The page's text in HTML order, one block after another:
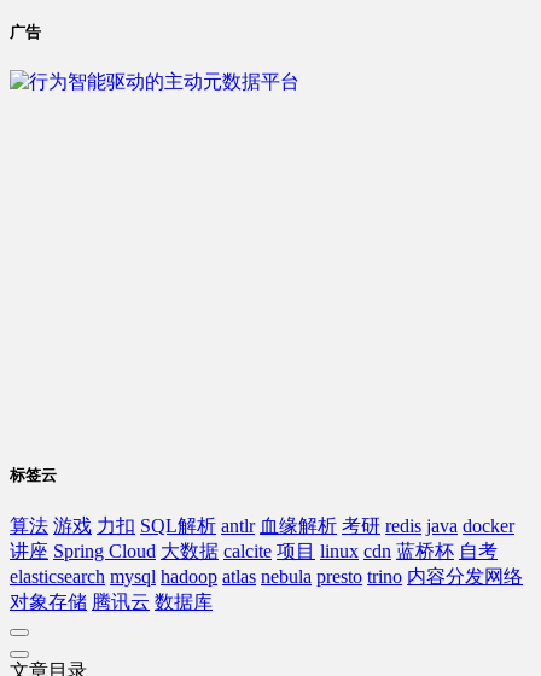
广告
标签云
算法 游戏 力扣 SQL解析 antlr 血缘解析 考研 redis java docker
讲座 Spring Cloud 大数据 calcite 项目 linux cdn 蓝桥杯 自考
elasticsearch mysql hadoop atlas nebula presto trino 内容分发网络
对象存储 腾讯云 数据库
文章目录